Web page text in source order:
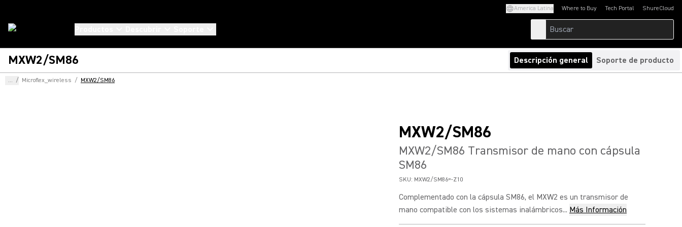
America Latina Where to Buy Tech Portal
(Opens in a new tab)ShureCloud
(Opens in a new
MXW2/SM86 Descripción general Soporte de producto
... / Microflex_wireless / MXW2/SM86
MXW2/SM86
MXW2/SM86 Transmisor de mano con cápsula
SM86
SKU: MXW2/SM86=-Z10
Complementado con la cápsula SM86, el MXW2 es un transmisor de
mano compatible con los sistemas inalámbricos... Más Información